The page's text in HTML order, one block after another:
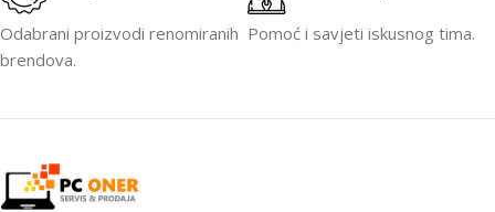
Odabrani proizvodi renomiranih
brendova.
Pomoć i savjeti iskusnog tima.